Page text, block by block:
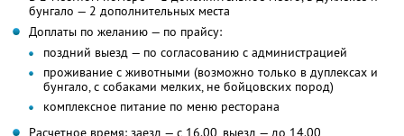
бунгало — 2 дополнительных места
Доплаты по желанию — по прайсу:
поздний выезд — по согласованию с администрацией
проживание с животными (возможно только в дуплексах и
бунгало, с собаками мелких, не бойцовских пород)
комплексное питание по меню ресторана
Расчетное время: заезд — с 16.00, выезд — до 14.00